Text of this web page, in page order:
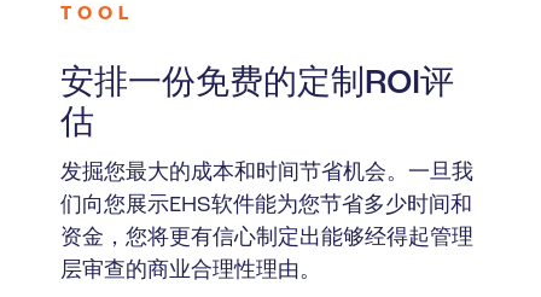
TOOL
安排一份免费的定制ROI评
估
发掘您最大的成本和时间节省机会。一旦我
们向您展示EHS软件能为您节省多少时间和
资金，您将更有信心制定出能够经得起管理
层审查的商业合理性理由。